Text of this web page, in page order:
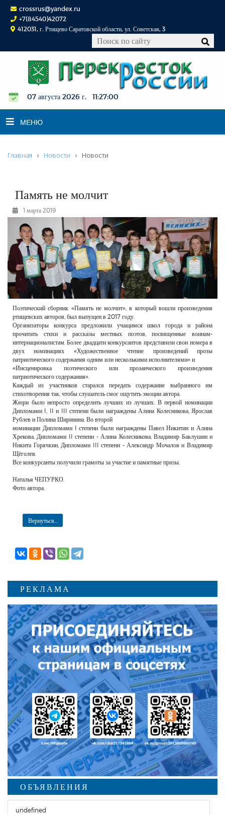
crossrus@yandex.ru
+7(84540)42072
412031, г. Ртищево Саратовской области, ул. Советская, 3
07 августа 2026 г. 11:27:01
МЕНЮ
НОВОСТИ
К СВЕДЕНИЮ
ФОТОРЕПОРТАЖИ
РЕКЛАМОДАТЕЛЯМ
ОБЪЯВЛЕНИЯ
КОНТАКТЫ
Главная Новости Новости
Память не молчит
1 марта 2019
Поэтический сборник «Память не молчит», в который вошли произведения
ртищевских авторов, был выпущен в 2017 году.
Организаторы конкурса предложили учащимся школ города и района
прочитать стихи и рассказы местных поэтов, посвященные воинам-
интернационалистам. Более двадцати конкурсантов представили свои номера в
двух номинациях «Художественное чтение произведений прозы
патриотического содержания одним или несколькими исполнителями» и
«Инсценировка поэтического или прозаического произведения
патриотического содержания».
Каждый из участников старался передать содержание выбранного им
стихотворения так, чтобы слушатель смог ощутить эмоции автора.
Жюри было непросто определить лучших из лучших. В первой номинации
Дипломами I, II и III степени были награждены Алина Колесникова, Ярослав
Рублев и Полина Ширинина. Во второй
номинации Дипломами I степени были награждены Павел Никитин и Алина
Хрекова, Дипломами II степени - Алина Колесникова, Владимир Баклушин и
Никита Горячкин, Дипломами III степени - Александр Мочалов и Владимир
Щёголев.
Все конкурсанты получили грамоты за участие и памятные призы.
Наталья ЧЕПУРКО.
Фото автора.
Вернуться...
РЕКЛАМА
ОБЪЯВЛЕНИЯ
undefined